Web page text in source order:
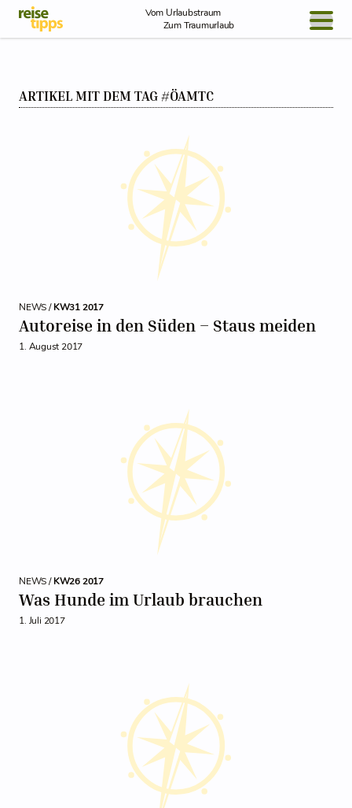
Skip to Content
Vom Urlaubstraum
Zum Traumurlaub
NEWS
ARTIKEL MIT DEM TAG #ÖAMTC
NEWS /KW31 2017
Autoreise in den Süden – Staus meiden
1. August 2017
NEWS /KW26 2017
Was Hunde im Urlaub brauchen
1. Juli 2017